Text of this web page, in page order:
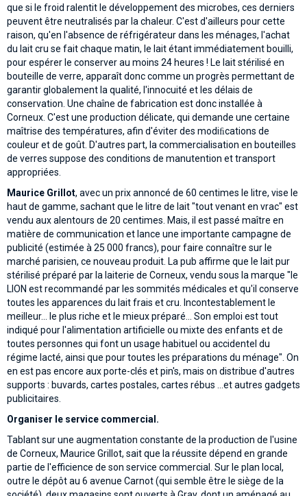
que si le froid ralentit le développement des microbes, ces derniers
peuvent être neutralisés par la chaleur. C'est d'ailleurs pour cette
raison, qu'en l'absence de réfrigérateur dans les ménages, l'achat
du lait cru se fait chaque matin, le lait étant immédiatement bouilli,
pour espérer le conserver au moins 24 heures ! Le lait stérilisé en
bouteille de verre, apparaît donc comme un progrès permettant de
garantir globalement la qualité, l'innocuité et les délais de
conservation. Une chaîne de fabrication est donc installée à
Corneux. C'est une production délicate, qui demande une certaine
maîtrise des températures, afin d'éviter des modiﬁcations de
couleur et de goût. D'autres part, la commercialisation en bouteilles
de verres suppose des conditions de manutention et transport
appropriées.
Maurice Grillot, avec un prix annoncé de 60 centimes le litre, vise le
haut de gamme, sachant que le litre de lait "tout venant en vrac" est
vendu aux alentours de 20 centimes. Mais, il est passé maître en
matière de communication et lance une importante campagne de
publicité (estimée à 25 000 francs), pour faire connaître sur le
marché parisien, ce nouveau produit. La pub affirme que le lait pur
stérilisé préparé par la laiterie de Corneux, vendu sous la marque "le
LION est recommandé par les sommités médicales et qu'il conserve
toutes les apparences du lait frais et cru. Incontestablement le
meilleur... le plus riche et le mieux préparé... Son emploi est tout
indiqué pour l'alimentation artificielle ou mixte des enfants et de
toutes personnes qui font un usage habituel ou accidentel du
régime lacté, ainsi que pour toutes les préparations du ménage". On
en est pas encore aux porte-clés et pin's, mais on distribue d'autres
supports : buvards, cartes postales, cartes rébus ...et autres gadgets
publicitaires.
Organiser le service commercial.
Tablant sur une augmentation constante de la production de l'usine
de Corneux, Maurice Grillot, sait que la réussite dépend en grande
partie de l'efficience de son service commercial. Sur le plan local,
outre le dépôt au 6 avenue Carnot (qui semble être le siège de la